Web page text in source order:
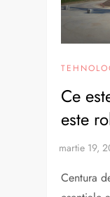
Ce
este
Centura